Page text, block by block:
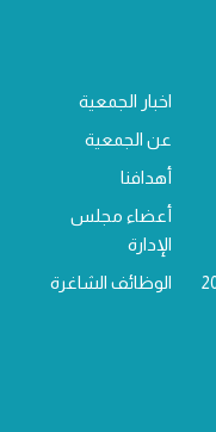
اخبار الجمعية
عن الجمعية
أهدافنا
أعضاء مجلس
الإدارة
الوظائف الشاغرة